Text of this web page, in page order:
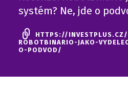
systém? Ne, jde o
HTTPS://INVESTPLUS.CZ/
ROBOTBINARIO-JAKO-
O-PODVOD/